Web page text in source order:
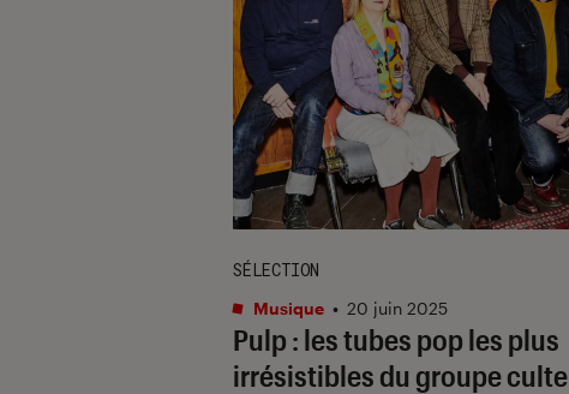
Pulp : les tubes pop les plus
irrésistibles du groupe culte
SÉLECTION
Musique • 20 juin 2025